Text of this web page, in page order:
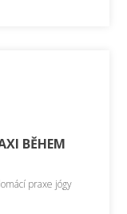
BĚHEM
praxe jógy